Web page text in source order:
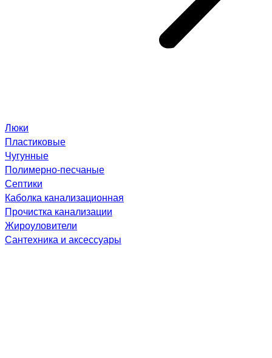
Люки
Пластиковые
Чугунные
Полимерно-песчаные
Септики
Каболка канализационная
Прочистка канализации
Жироуловители
Сантехника и аксессуары